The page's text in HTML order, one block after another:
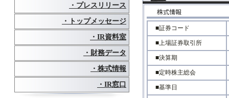
・プレスリリース
・トップメッセージ
・IR資料室
・財務データ
・株式情報
・IR窓口
■証券コード
■上場証券取引所
■決算期
■定時株主総会
■基準日